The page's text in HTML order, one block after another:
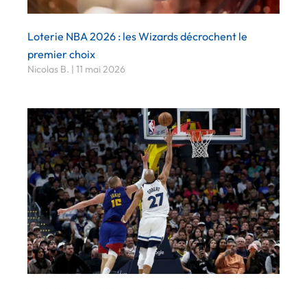
Loterie NBA 2026 : les Wizards décrochent le
premier choix
Nicolas B. 11 mai 2026